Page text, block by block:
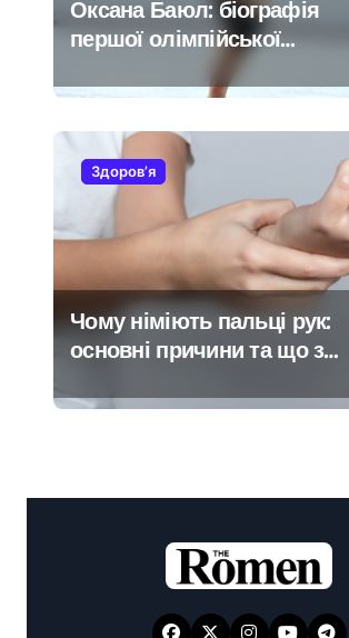
Оксана Баюл: біографія
першої олімпійської
чемпіонки незалежної
України
Здоров’я
Чому німіють пальці рук:
основні причини та що з